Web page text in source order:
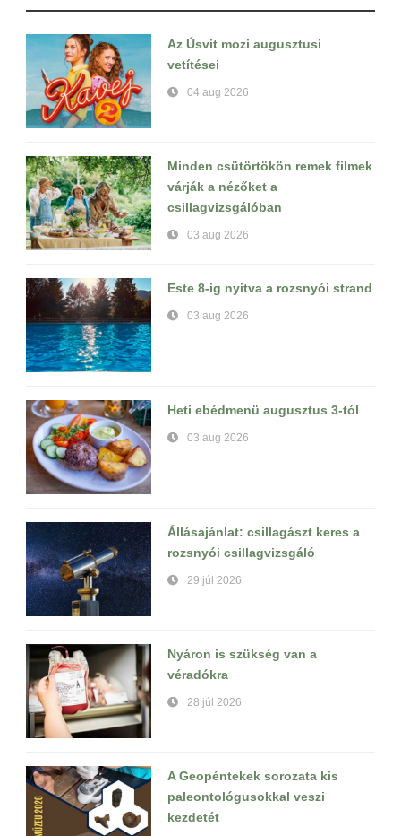
Az Úsvit mozi augusztusi
vetítései
04 aug 2026
Minden csütörtökön remek filmek
várják a nézőket a
csillagvizsgálóban
03 aug 2026
Este 8-ig nyitva a rozsnyói strand
03 aug 2026
Heti ebédmenü augusztus 3-tól
03 aug 2026
Állásajánlat: csillagászt keres a
rozsnyói csillagvizsgáló
29 júl 2026
Nyáron is szükség van a
véradókra
28 júl 2026
A Geopéntekek sorozata kis
paleontológusokkal veszi
kezdetét